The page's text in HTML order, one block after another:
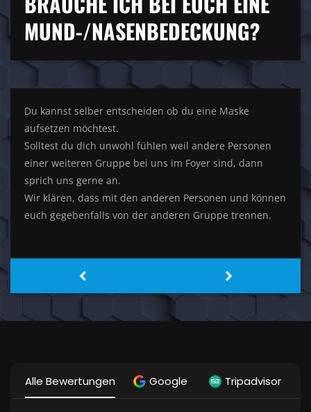
MUND-/NASENBEDECKUNG?
Du kannst selber entscheiden ob du eine Maske
aufsetzen möchtest.
Solltest du dich unwohl fühlen weil andere Personen
einer weiteren Gruppe bei uns im Foyer sind, dann
sprich uns gerne an.
Wir klären, dass mit den anderen Personen und können
euch gegebenfalls von der anderen Gruppe trennen.
Alle Bewertungen Google Tripadvisor